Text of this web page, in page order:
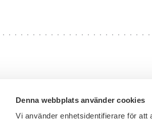
Denna webbplats använder cookies
Vi använder enhetsidentifierare för att